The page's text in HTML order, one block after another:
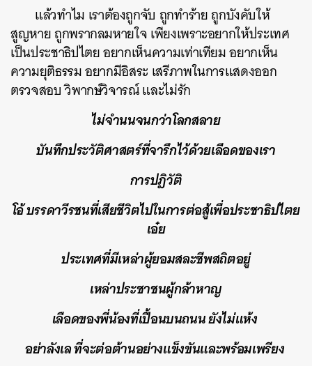
แล้วทำไม เราต้องถูกจับ ถูกทำร้าย ถูกบังคับให้
สูญหาย ถูกพรากลมหายใจ เพียงเพราะอยากให้ประเทศ
เป็นประชาธิปไตย อยากเห็นความเท่าเทียม อยากเห็น
ความยุติธรรม อยากมีอิสระ เสรีภาพในการแสดงออก
ตรวจสอบ วิพากษ์วิจารณ์ และไม่รัก
ไม่จำนนจนกว่าโลกสลาย
บันทึกประวัติศาสตร์ที่จารึกไว้ด้วยเลือดของเรา
การปฏิวัติ
โอ้ บรรดาวีรชนที่เสียชีวิตไปในการต่อสู้เพื่อประชาธิปไตย
เอ๋ย
ประเทศที่มีเหล่าผู้ยอมสละชีพสถิตอยู่
เหล่าประชาชนผู้กล้าหาญ
เลือดของพี่น้องที่เปื้อนบนถนน ยังไม่แห้ง
อย่าลังเล ที่จะต่อต้านอย่างแข็งขันและพร้อมเพรียง